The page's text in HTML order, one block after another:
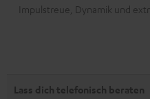
Impulstreue, Dynamik und
Lass dich telefonisch beraten